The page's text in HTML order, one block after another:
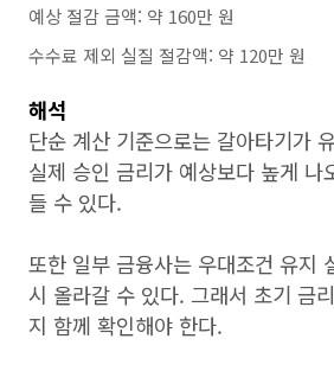
예상 절감 금액: 약 160만 원
수수료 제외 실질 절감액: 약 120만 원
해석
단순 계산 기준으로는 갈아타기가
실제 승인 금리가 예상보다 높게 나
들 수 있다.
또한 일부 금융사는 우대조건 유지
시 올라갈 수 있다. 그래서 초기 금
지 함께 확인해야 한다.